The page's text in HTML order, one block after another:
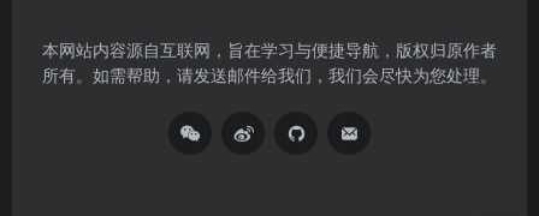
本网站内容源自互联网，旨在学习与便捷导航，版权归原作者
所有。如需帮助，请发送邮件给我们，我们会尽快为您处理。